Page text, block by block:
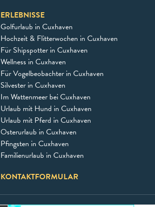
ERLEBNISSE
Golfurlaub in Cuxhaven
Hochzeit & Flitterwochen in Cuxhaven
Für Shipspotter in Cuxhaven
Wellness in Cuxhaven
Für Vogelbeobachter in Cuxhaven
Silvester in Cuxhaven
Im Wattenmeer bei Cuxhaven
Urlaub mit Hund in Cuxhaven
Urlaub mit Pferd in Cuxhaven
Osterurlaub in Cuxhaven
Pfingsten in Cuxhaven
Familienurlaub in Cuxhaven
KONTAKTFORMULAR